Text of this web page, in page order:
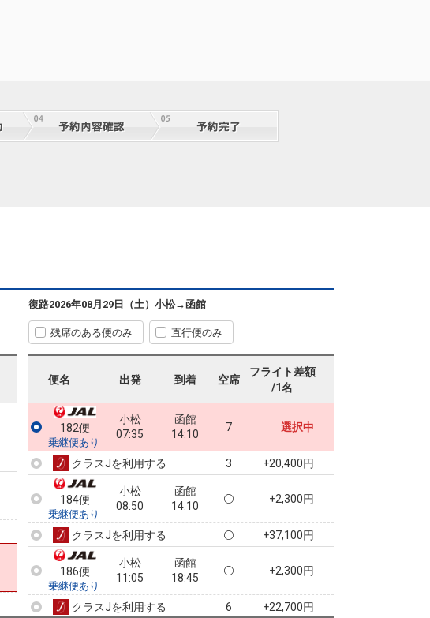
復路2026年08月29日（土） 小松→函館
残席のある便のみ 直行便のみ
便名 出発 到着 空席
フライト差額
/1名
182便
乗継便あり
小松
07:35
函館
14:10
7 選択中
クラスJを利用する 3 +20,400円
184便
乗継便あり
小松
08:50
函館
14:10
+2,300円
クラスJを利用する +37,100円
186便
乗継便あり
小松
11:05
函館
18:45
+2,300円
クラスJを利用する 6 +22,700円